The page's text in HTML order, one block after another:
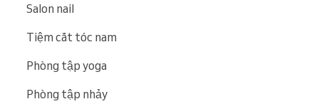
Salon nail
Tiệm cắt tóc nam
Phòng tập yoga
Phòng tập nhảy